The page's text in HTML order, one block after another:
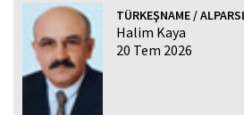
TÜRKEŞNAME /
Halim Kaya
20 Tem 2026